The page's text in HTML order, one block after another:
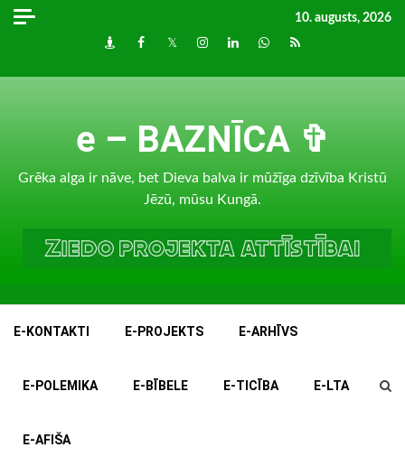
Skip
10. augusts, 2026
DraugiemFacebook
TwitterInstagram
LinkedInwhatsapp
RSS
e – BAZNĪCA ✞
Grēka alga ir nāve, bet Dieva balva ir mūžīga dzīvība Kristū
Jēzū, mūsu Kungā.
E-KONTAKTI E-PROJEKTS E-ARHĪVS
E-POLEMIKA E-BĪBELE E-TICĪBA E-LTA
E-AFIŠA